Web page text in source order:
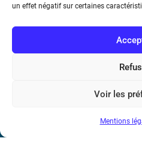
un effet négatif sur certaines
Voir les
Mentions
Marie Ampère
Conditions Générales
Mentions légales